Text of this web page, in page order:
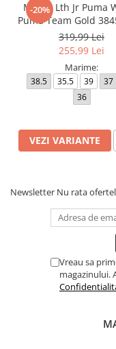
-20%
Mayze Lth Jr Puma
Puma Team Gold
319,99 Lei
255,99 Lei
Marime:
38.5 35.5 39 37
36
VEZI VARIANTE
Newsletter Nu rata
Vreau sa
magazinului.